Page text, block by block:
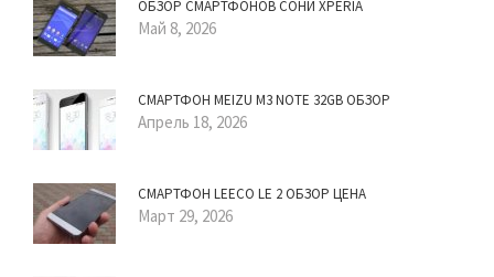
ОБЗОР СМАРТФОНОВ СОНИ XPERIA
Май 8, 2026
СМАРТФОН MEIZU M3 NOTE 32GB ОБЗОР
Апрель 18, 2026
СМАРТФОН LEECO LE 2 ОБЗОР ЦЕНА
Март 29, 2026